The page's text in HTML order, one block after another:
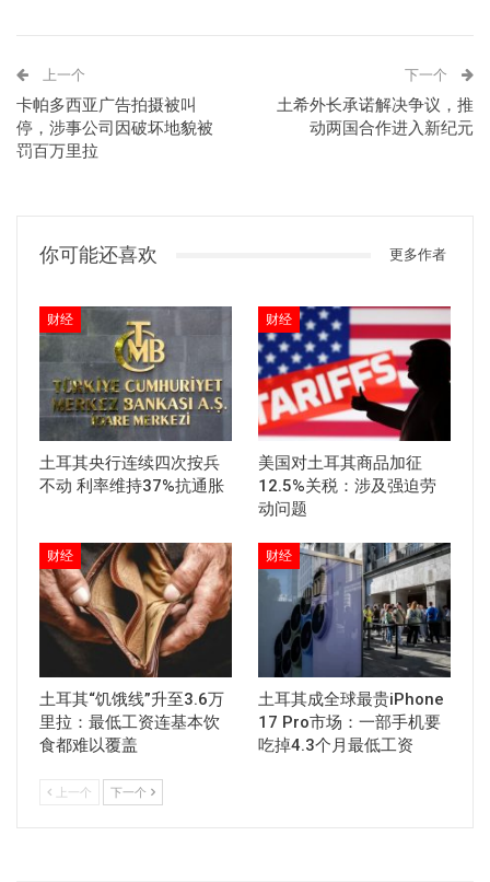
上一个
卡帕多西亚广告拍摄被叫
停，涉事公司因破坏地貌被
罚百万里拉
下一个
土希外长承诺解决争议，推
动两国合作进入新纪元
你可能还喜欢 更多作者
财经
土耳其央行连续四次按兵
不动 利率维持37%抗通胀
财经
美国对土耳其商品加征
12.5%关税：涉及强迫劳
动问题
财经
土耳其“饥饿线”升至3.6万
里拉：最低工资连基本饮
食都难以覆盖
财经
土耳其成全球最贵iPhone
17 Pro市场：一部手机要
吃掉4.3个月最低工资
上一个 下一个